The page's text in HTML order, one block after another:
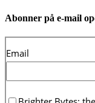
Abonner på e-mail